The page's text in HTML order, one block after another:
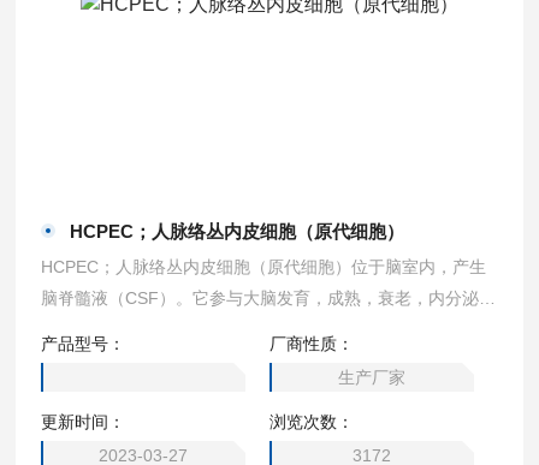
HCPEC；人脉络丛内皮细胞（原代细胞）
HCPEC；人脉络丛内皮细胞（原代细胞）位于脑室内，产生
脑脊髓液（CSF）。它参与大脑发育，成熟，衰老，内分泌调
[1]。脉络丛由毛细血管网络组成，毛细血管网由单层上皮细
胞包围，共同形成血液 - CSF屏障[2]。脉络丛中的毛细血管包
含被“孔”中断的单层内皮细胞​​，其在腔和间质空间之间显示出
隔膜。 ScienCell：1300
产品型号：
厂商性质：
生产厂家
更新时间：
2023-03-27
浏览次数：
3172